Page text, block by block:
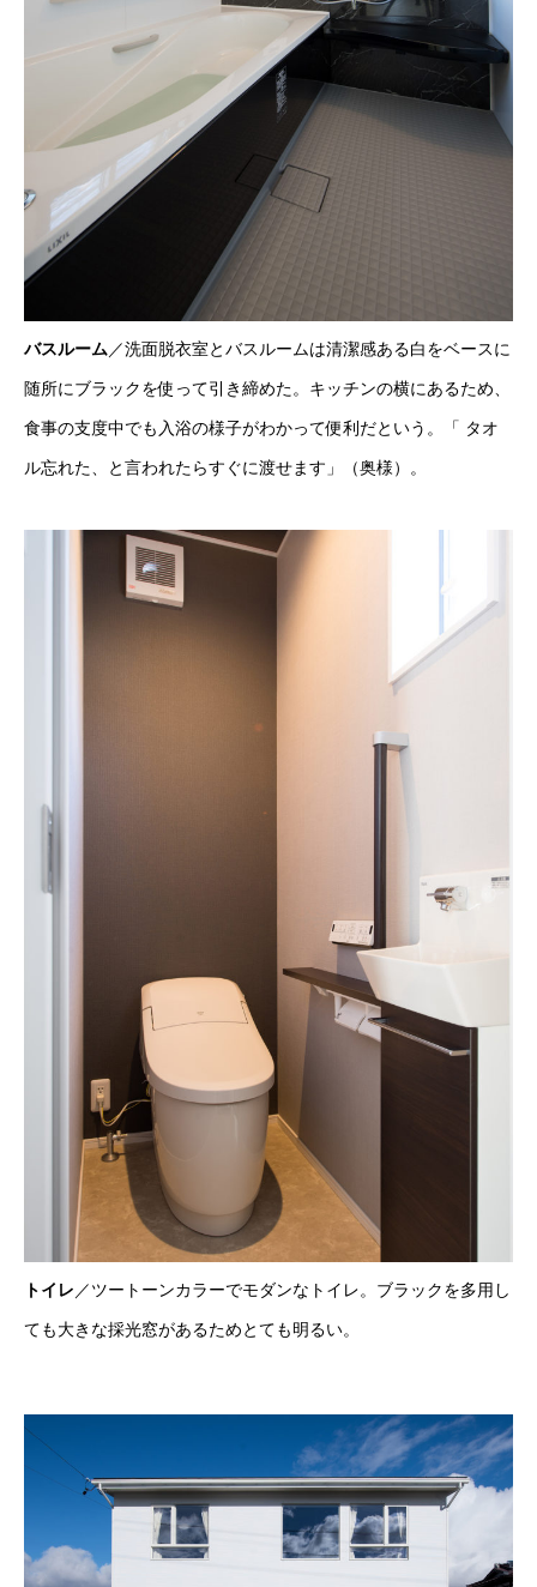
バスルーム ／洗面脱衣室とバスルームは清潔感ある白をベースに
随所にブラックを使って引き締めた。キッチンの横にあるため、
食事の支度中でも入浴の様子がわかって便利だという。「 タオ
ル忘れた、と言われたらすぐに渡せます」（奥様）。
トイレ ／ツートーンカラーでモダンなトイレ。ブラックを多用し
ても大きな採光窓があるためとても明るい。